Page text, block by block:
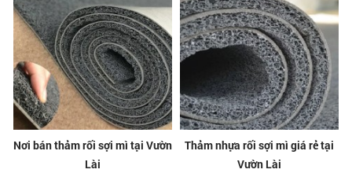
Nơi bán thảm rối sợi mì tại Vườn
Lài
Thảm nhựa rối sợi mì giá rẻ tại
Vườn Lài